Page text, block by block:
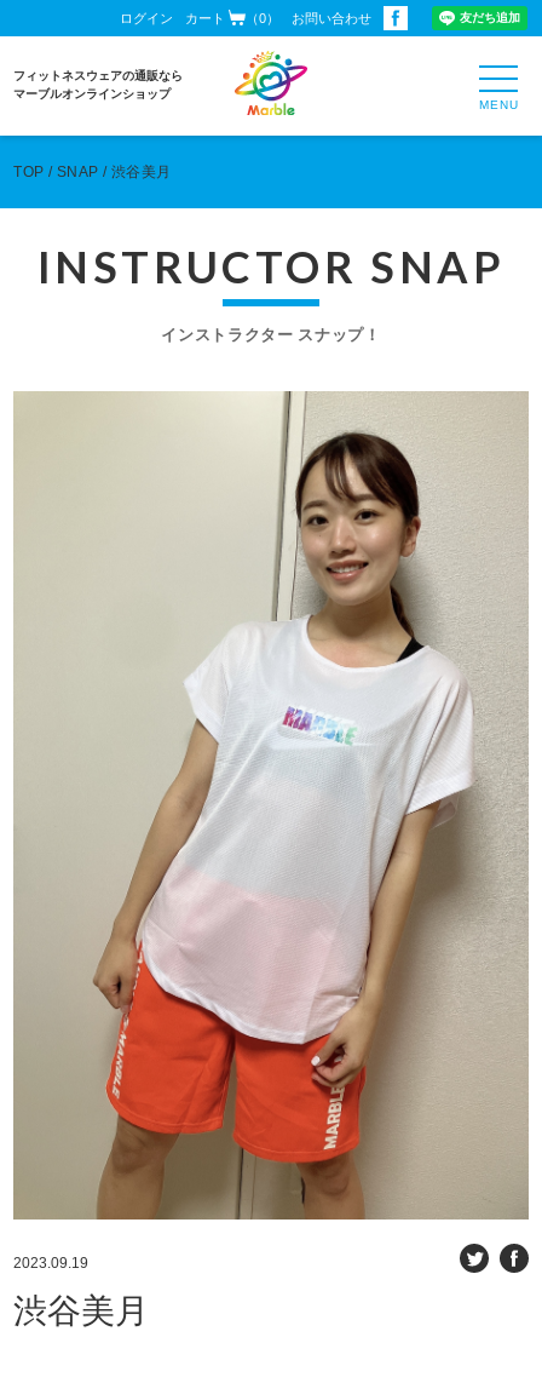
ログイン カート （0） お問い合わせ
フィットネスウェアの通販なら
マーブルオンラインショップ
TOP SNAP 渋谷美月
INSTRUCTOR SNAP
インストラクター スナップ！
2023.09.19
渋谷美月